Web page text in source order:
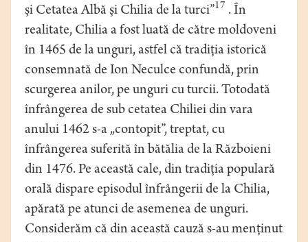
şi Cetatea Albă şi Chilia de la turci”17 . În
realitate, Chilia a fost luată de către moldoveni
în 1465 de la unguri, astfel că tradiţia istorică
consemnată de Ion Neculce confundă, prin
scurgerea anilor, pe unguri cu turcii. Totodată
înfrângerea de sub cetatea Chiliei din vara
anului 1462 s-a „contopit”, treptat, cu
înfrângerea suferită în bătălia de la Războieni
din 1476. Pe această cale, din tradiţia populară
orală dispare episodul înfrângerii de la Chilia,
apărată pe atunci de asemenea de unguri.
Considerăm că din această cauză s-au menţinut